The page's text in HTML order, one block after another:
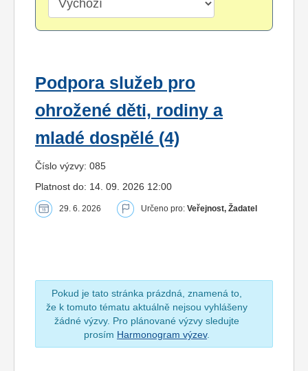
Podpora služeb pro
ohrožené děti, rodiny a
mladé dospělé (4)
Číslo výzvy: 085
Platnost do: 14. 09. 2026 12:00
29. 6. 2026 Určeno pro: Veřejnost, Žadatel
Pokud je tato stránka prázdná, znamená to,
že k tomuto tématu aktuálně nejsou vyhlášeny
žádné výzvy. Pro plánované výzvy sledujte
prosím Harmonogram výzev.